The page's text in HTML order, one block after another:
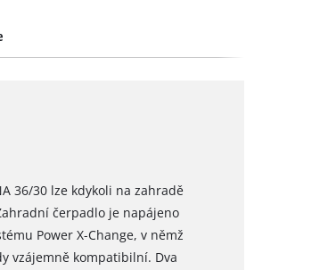
36/30 lze kdykoli na zahradě
čerpadlo je napájeno
Power X-Change, v němž
vzájemně kompatibilní. Dva